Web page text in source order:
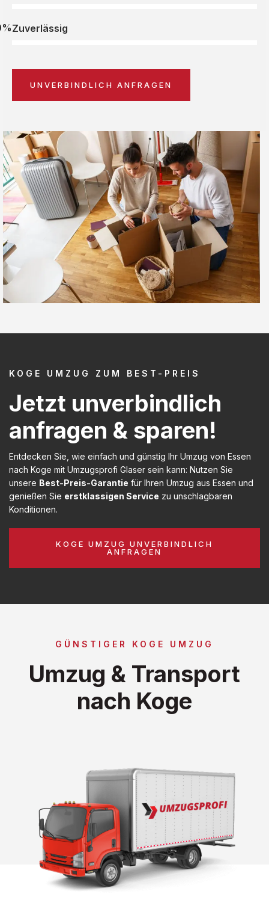
Zuverlässig
UNVERBINDLICH ANFRAGEN
KOGE UMZUG ZUM BEST-PREIS
Jetzt unverbindlich
anfragen & sparen!
Entdecken Sie, wie einfach und günstig Ihr Umzug von Essen
nach Koge mit Umzugsprofi Glaser sein kann: Nutzen Sie
unsere Best-Preis-Garantie für Ihren Umzug aus Essen und
genießen Sie erstklassigen Service zu unschlagbaren
Konditionen.
KOGE UMZUG UNVERBINDLICH
ANFRAGEN
GÜNSTIGER KOGE UMZUG
Umzug & Transport
nach Koge